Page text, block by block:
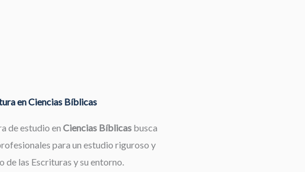
en Ciencias Bíblicas
de estudio en Ciencias Bíblicasbusca
para un estudio riguroso y
de las Escrituras y su entorno.